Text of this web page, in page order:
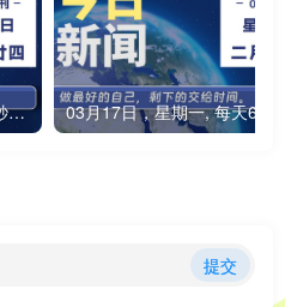
05月10日，星期日, 每天60秒读懂全世界！
提交